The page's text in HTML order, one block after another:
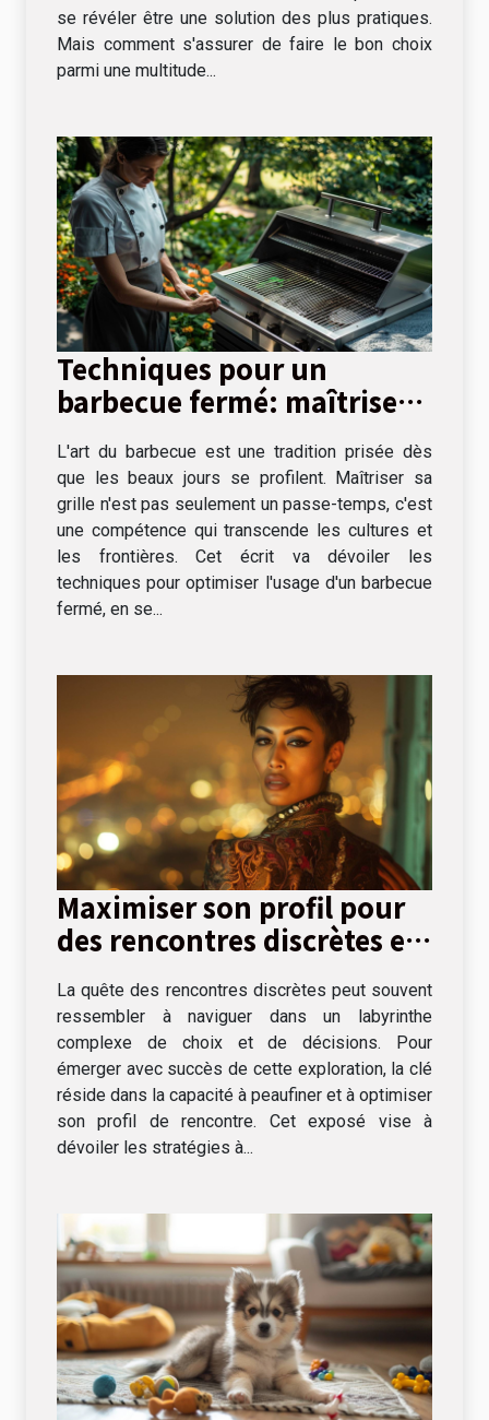
se révéler être une solution des plus pratiques.
Mais comment s'assurer de faire le bon choix
parmi une multitude...
Techniques pour un
barbecue fermé: maîtriser
L'art du barbecue est une tradition prisée dès
que les beaux jours se profilent. Maîtriser sa
grille n'est pas seulement un passe-temps, c'est
une compétence qui transcende les cultures et
les frontières. Cet écrit va dévoiler les
techniques pour optimiser l'usage d'un barbecue
fermé, en se...
Maximiser son profil pour
des rencontres discrètes et
La quête des rencontres discrètes peut souvent
ressembler à naviguer dans un labyrinthe
complexe de choix et de décisions. Pour
émerger avec succès de cette exploration, la clé
réside dans la capacité à peaufiner et à optimiser
son profil de rencontre. Cet exposé vise à
dévoiler les stratégies à...